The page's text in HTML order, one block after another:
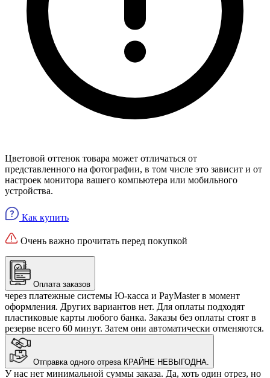
Цветовой оттенок товара может отличаться от
представленного на фотографии, в том числе это зависит и от
настроек монитора вашего компьютера или мобильного
устройства.
Как купить
Очень важно прочитать перед покупкой
Оплата заказов
через платежные системы Ю-касса и PayMaster в момент
оформления. Других вариантов нет. Для оплаты подходят
пластиковые карты любого банка. Заказы без оплаты стоят в
резерве всего 60 минут. Затем они автоматически отменяются.
Отправка одного отреза КРАЙНЕ НЕВЫГОДНА.
У нас нет минимальной суммы заказа. Да, хоть один отрез, но